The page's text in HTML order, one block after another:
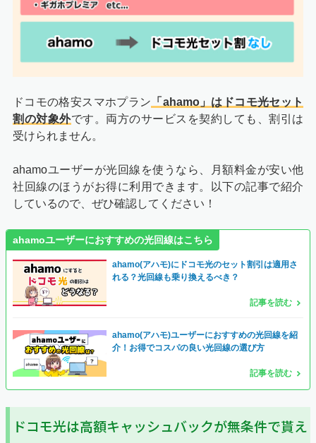
ドコモの格安スマホプラン 「ahamo」はドコモ光セット
割の対象外です。両方のサービスを契約しても、割引は
受けられません。
ahamoユーザーが光回線を使うなら、月額料金が安い他
社回線のほうがお得に利用できます。以下の記事で紹介
しているので、ぜひ確認してください！
ahamoユーザーにおすすめの光回線はこちら
ahamo(アハモ)にドコモ光のセット割引は適用さ
れる？光回線も乗り換えるべき？
記事を読む
ahamo(アハモ)ユーザーにおすすめの光回線を紹
介！お得でコスパの良い光回線の選び方
記事を読む
ドコモ光は高額キャッシュバックが無条件で貰え